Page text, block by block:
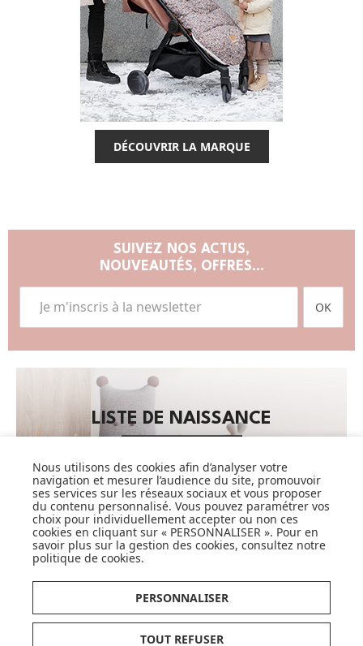
DÉCOUVRIR LA MARQUE
SUIVEZ NOS ACTUS,
NOUVEAUTÉS, OFFRES...
OK
LISTE DE NAISSANCE
Nous utilisons des cookies afin d’analyser votre
navigation et mesurer l’audience du site, promouvoir
ses services sur les réseaux sociaux et vous proposer
du contenu personnalisé. Vous pouvez paramétrer vos
choix pour individuellement accepter ou non ces
cookies en cliquant sur « PERSONNALISER ». Pour en
savoir plus sur la gestion des cookies, consultez notre
politique de cookies.
PERSONNALISER
TOUT REFUSER